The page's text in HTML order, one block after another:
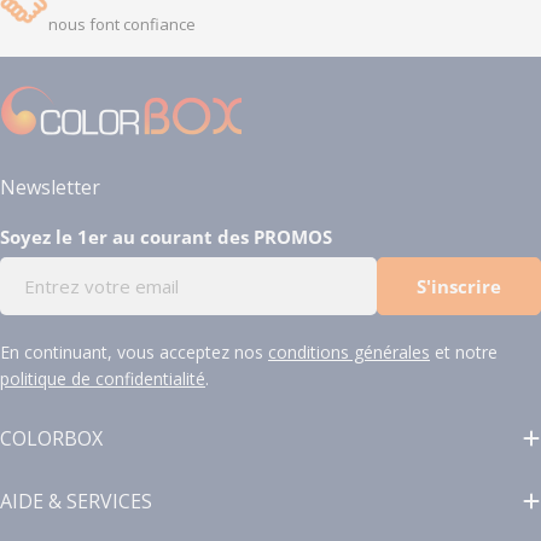
nous font confiance
Newsletter
Soyez le 1er au courant des PROMOS
mail
S'inscrire
En continuant, vous acceptez nos conditions générales et notre
politique de confidentialité.
COLORBOX
AIDE & SERVICES